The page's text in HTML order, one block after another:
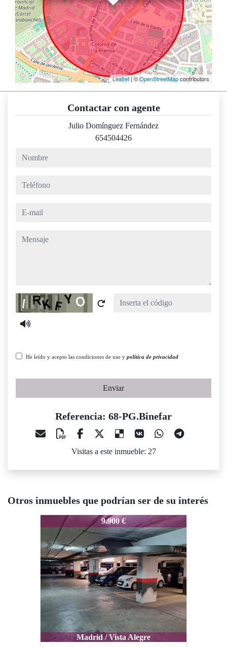
Leaflet| ©OpenStreetMapcontributors
Contactar con agente
Julio Domínguez Fernández
654504426
nombre
teléfono
e-mail
mensaje
Captcha
He leído y acepto las condiciones de uso y política de privacidad
Enviar
Referencia: 68-PG.Binefar
Visitas a este inmueble: 27
Otros inmuebles que podrían ser de su interés
68-PG.Binefar9.900 €
Madrid / Vista Alegre